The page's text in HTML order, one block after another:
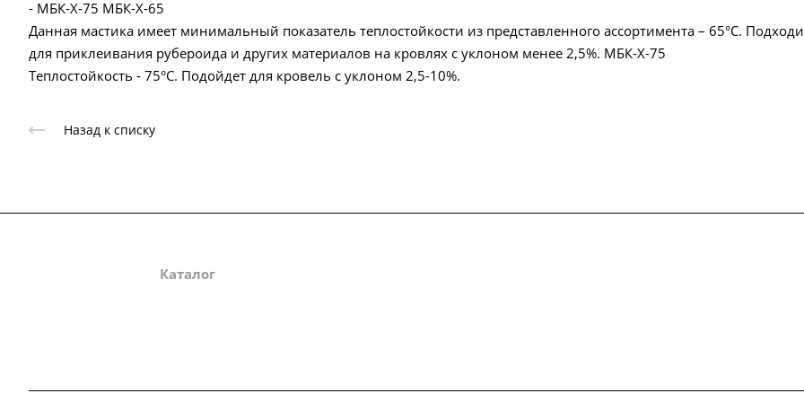
- МБК-Х-75 МБК-Х-65
Данная мастика имеет минимальный показатель теплостойкости из представленного ассортимента – 65°С.
для приклеивания рубероида и других материалов на кровлях с уклоном менее 2,5%. МБК-Х-75
Теплостойкость - 75°С. Подойдет для кровель с уклоном 2,5-10%.
Назад к списку
Каталог